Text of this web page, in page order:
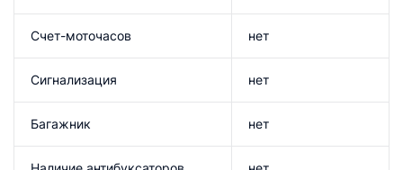
Счет-моточасов нет
Сигнализация нет
Багажник нет